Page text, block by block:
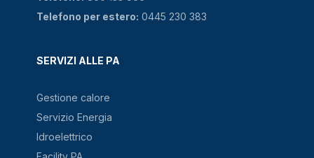
SERVIZI ALLE PA
Gestione calore
Servizio Energia
Idroelettrico
Telefono per estero: 0445 230 383